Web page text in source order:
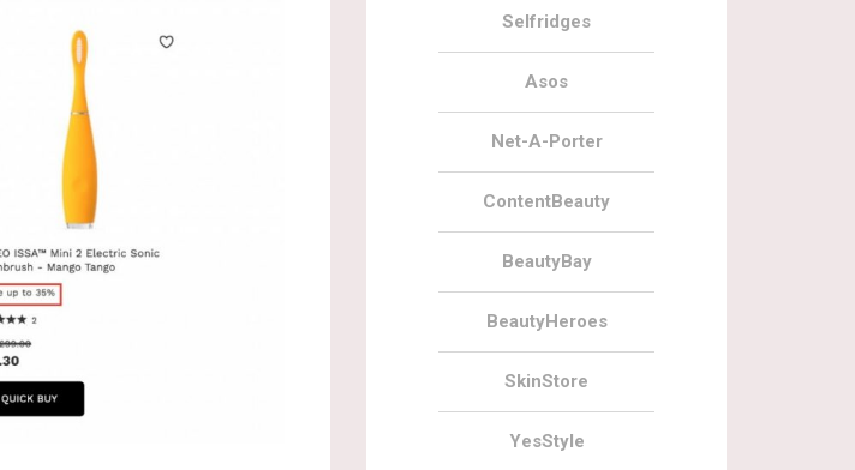
Selfridges
Asos
Net-A-Porter
ContentBeauty
BeautyBay
BeautyHeroes
SkinStore
YesStyle